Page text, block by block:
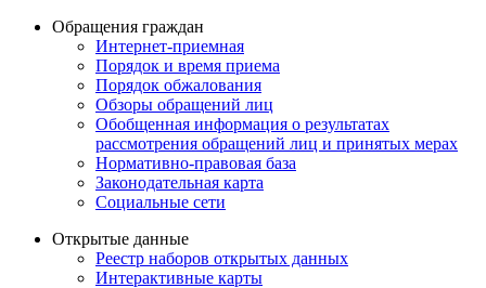
Обращения граждан
Интернет-приемная
Порядок и время приема
Порядок обжалования
Обзоры обращений лиц
Обобщенная информация о результатах
рассмотрения обращений лиц и принятых мерах
Нормативно-правовая база
Законодательная карта
Социальные сети
Открытые данные
Реестр наборов открытых данных
Интерактивные карты